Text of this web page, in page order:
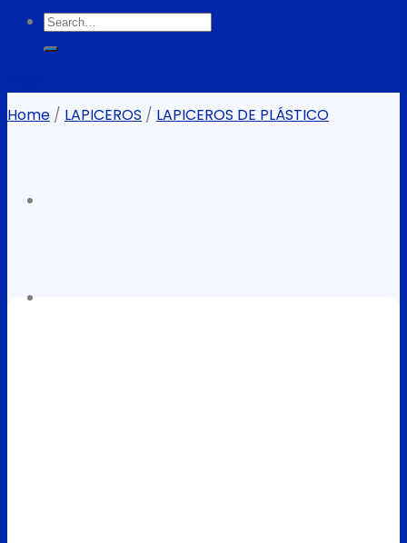
Search
for:
Home / LAPICEROS / LAPICEROS DE PLÁSTICO